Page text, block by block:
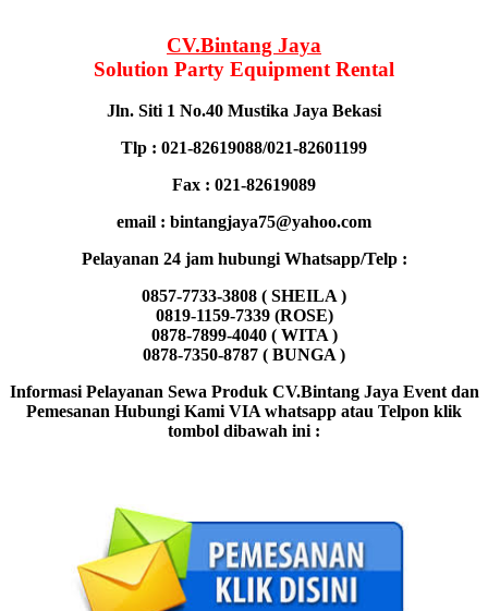
CV.Bintang Jaya
Solution Party Equipment Rental
Jln. Siti 1 No.40 Mustika Jaya Bekasi
Tlp : 021-82619088/021-82601199
Fax : 021-82619089
email : bintangjaya75@yahoo.com
Pelayanan 24 jam hubungi Whatsapp/Telp :
0857-7733-3808 ( SHEILA )
0819-1159-7339 (ROSE)
0878-7899-4040 ( WITA )
0878-7350-8787 ( BUNGA )
Informasi Pelayanan Sewa Produk CV.Bintang Jaya Event dan
Pemesanan Hubungi Kami VIA whatsapp atau Telpon klik
tombol dibawah ini :